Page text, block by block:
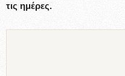
τις ημέρες.